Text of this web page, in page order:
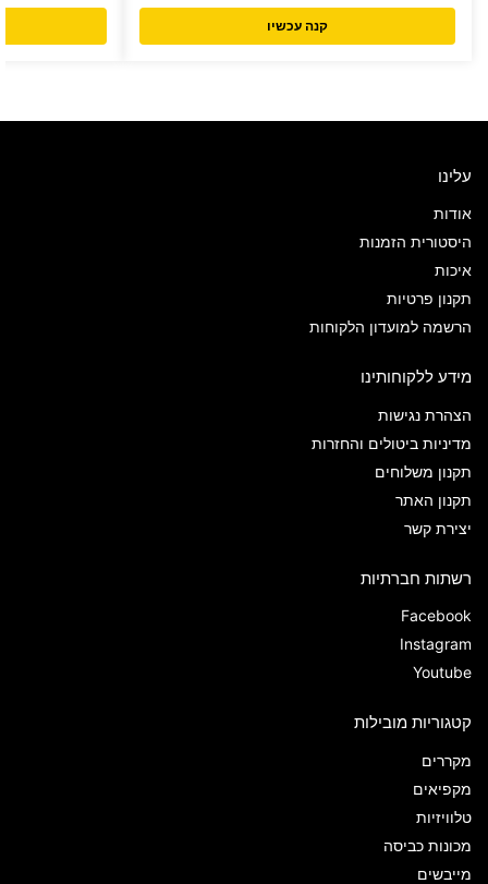
קנה עכשיו
עלינו
אודות
היסטורית הזמנות
איכות
תקנון פרטיות
הרשמה למועדון הלקוחות
מידע ללקוחותינו
הצהרת נגישות
מדיניות ביטולים והחזרות
תקנון משלוחים
תקנון האתר
יצירת קשר
רשתות חברתיות
Facebook
Instagram
Youtube
קטגוריות מובילות
מקררים
מקפיאים
טלוויזיות
מכונות כביסה
מייבשים